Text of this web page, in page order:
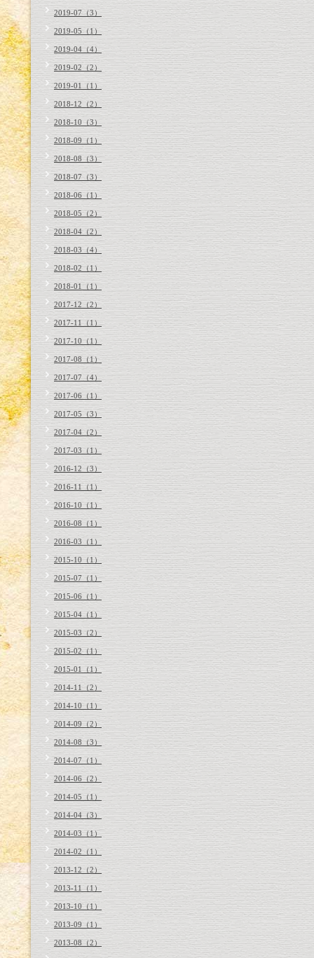
2019-07（3）
2019-05（1）
2019-04（4）
2019-02（2）
2019-01（1）
2018-12（2）
2018-10（3）
2018-09（1）
2018-08（3）
2018-07（3）
2018-06（1）
2018-05（2）
2018-04（2）
2018-03（4）
2018-02（1）
2018-01（1）
2017-12（2）
2017-11（1）
2017-10（1）
2017-08（1）
2017-07（4）
2017-06（1）
2017-05（3）
2017-04（2）
2017-03（1）
2016-12（3）
2016-11（1）
2016-10（1）
2016-08（1）
2016-03（1）
2015-10（1）
2015-07（1）
2015-06（1）
2015-04（1）
2015-03（2）
2015-02（1）
2015-01（1）
2014-11（2）
2014-10（1）
2014-09（2）
2014-08（3）
2014-07（1）
2014-06（2）
2014-05（1）
2014-04（3）
2014-03（1）
2014-02（1）
2013-12（2）
2013-11（1）
2013-10（1）
2013-09（1）
2013-08（2）